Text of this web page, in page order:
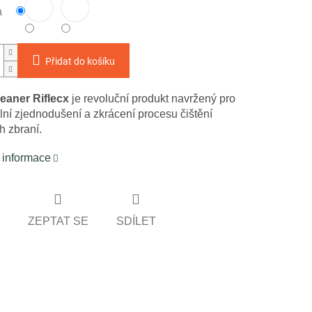
Přidat do košíku
Riflecxje revoluční produkt navržený pro
zjednodušení a zkrácení procesu čištění
zbraní.
ZEPTAT SE SDÍLET